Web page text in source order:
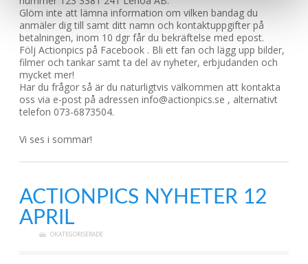
Glöm inte att lämna information om vilken bandag du
anmäler dig till samt ditt namn och kontaktuppgifter på
betalningen, inom 10 dgr får du bekräftelse med epost.
Följ Actionpics på Facebook . Bli ett fan och lägg upp bilder,
filmer och tankar samt ta del av nyheter, erbjudanden och
mycket mer!
Har du frågor så är du naturligtvis välkommen att kontakta
oss via e-post på adressen info@actionpics.se , alternativt
telefon 073-6873504.
Vi ses i sommar!
ACTIONPICS NYHETER 12
APRIL
OKATEGORISERADE